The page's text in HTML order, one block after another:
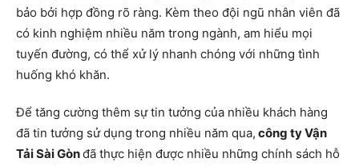
bảo bởi hợp đồng rõ ràng. Kèm theo đội ngũ nhân viên đã
có kinh nghiệm nhiều năm trong ngành, am hiểu mọi
tuyến đường, có thể xử lý nhanh chóng với những tình
huống khó khăn.
Để tăng cường thêm sự tin tưởng của nhiều khách hàng
đã tin tưởng sử dụng trong nhiều năm qua, công ty Vận
Tải Sài Gònđã thực hiện được nhiều những chính sách hỗ